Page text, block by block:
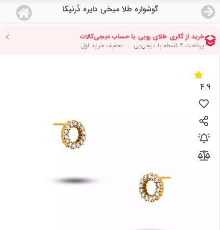
گوشواره طلا میخی دایره دُرنیکا
منو
صفحه اصلی
دسته بندی محصولات
نمایندگی ها
مجله روبی
درباره ما
اعطای نمایندگی
4.9